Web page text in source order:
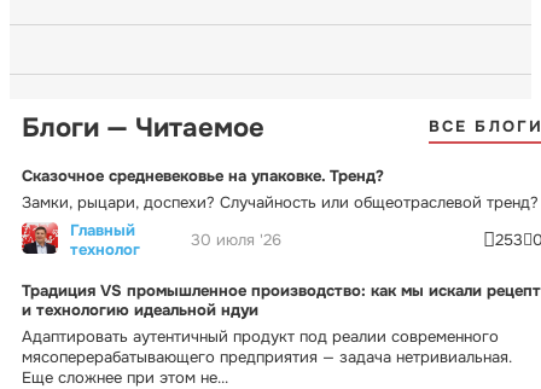
Блоги — Читаемое ВСЕ
Сказочное средневековье на упаковке. Тренд?
Замки, рыцари, доспехи? Случайность или общеотраслевой тренд?
Главный
технолог
30 июля '26 253
Традиция VS промышленное производство: как мы искали рецепт
и технологию идеальной ндуи
Адаптировать аутентичный продукт под реалии современного
мясоперерабатывающего предприятия — задача нетривиальная.
Еще сложнее при этом не...